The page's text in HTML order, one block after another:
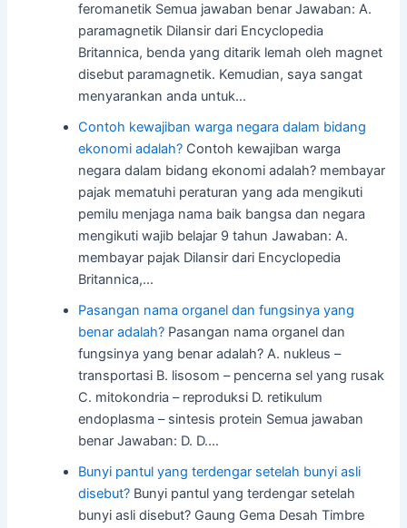
feromanetik Semua jawaban benar Jawaban: A.
paramagnetik Dilansir dari Encyclopedia
Britannica, benda yang ditarik lemah oleh magnet
disebut paramagnetik. Kemudian, saya sangat
menyarankan anda untuk…
Contoh kewajiban warga negara dalam bidang
ekonomi adalah? Contoh kewajiban warga
negara dalam bidang ekonomi adalah? membayar
pajak mematuhi peraturan yang ada mengikuti
pemilu menjaga nama baik bangsa dan negara
mengikuti wajib belajar 9 tahun Jawaban: A.
membayar pajak Dilansir dari Encyclopedia
Britannica,…
Pasangan nama organel dan fungsinya yang
benar adalah? Pasangan nama organel dan
fungsinya yang benar adalah? A. nukleus –
transportasi B. lisosom – pencerna sel yang rusak
C. mitokondria – reproduksi D. retikulum
endoplasma – sintesis protein Semua jawaban
benar Jawaban: D. D.…
Bunyi pantul yang terdengar setelah bunyi asli
disebut? Bunyi pantul yang terdengar setelah
bunyi asli disebut? Gaung Gema Desah Timbre